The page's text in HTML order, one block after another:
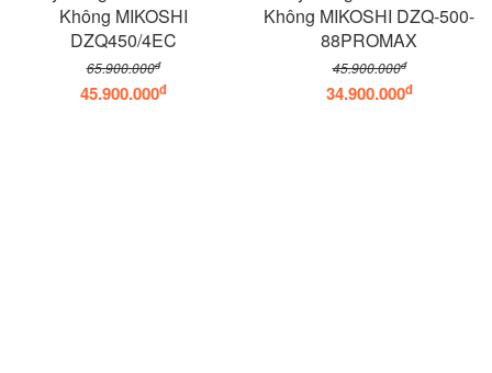
Không MIKOSHI
DZQ450/4EC
65.900.000đ
45.900.000đ
Không MIKOSHI DZQ-500-
88PROMAX
45.900.000đ
34.900.000đ